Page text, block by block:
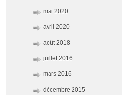
mai 2020
avril 2020
août 2018
juillet 2016
mars 2016
décembre 2015